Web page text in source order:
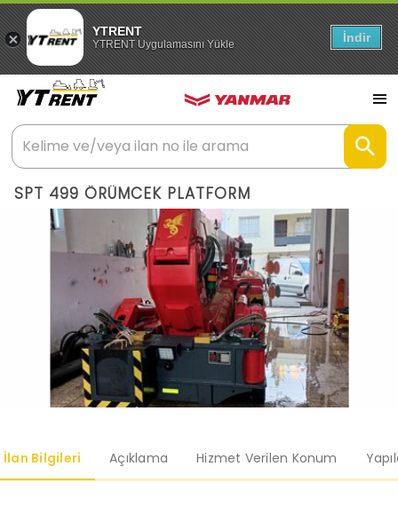
YTRENT
YTRENT Uygulamasını Yükle İndir
SPT 499 ÖRÜMCEK PLATFORM
İlan Bilgileri Açıklama Hizmet Verilen Konum